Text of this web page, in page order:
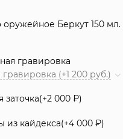
оружейное Беркут 150 мл.
гравировка
(+1 200 руб.)
заточка(+2 000 ₽)
из кайдекса(+4 000 ₽)